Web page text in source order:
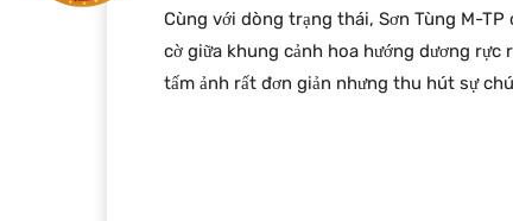
Cùng với dòng trạng thái, Sơn Tùng M-
cờ giữa khung cảnh hoa hướng dương rực
tấm ảnh rất đơn giản nhưng thu hút sự